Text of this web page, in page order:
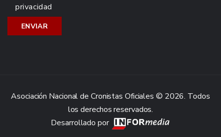
privacidad
Asociación Nacional de Cronistas Oficiales © 2026. Todos
los derechos reservados.
Desarrollado por